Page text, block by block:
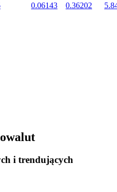
posiadaczy BTR
kryptowalutami
0.06143 0.36202
i trendujących